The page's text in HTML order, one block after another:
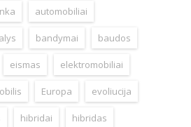
automobiliai
bandymai baudos
eismas elektromobiliai
Europa evoliucija
hibridai hibridas